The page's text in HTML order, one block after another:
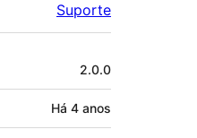
Suporte
2.0.0
Há 4 anos